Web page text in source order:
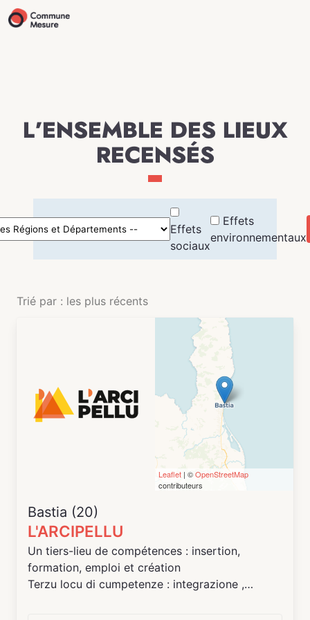
L’ENSEMBLE DES LIEUX
RECENSÉS
Effets
sociaux
Effets
environnementaux
Trié par : les plus récents
Leaflet | ©OpenStreetMap
contributeurs
Bastia (20)
L'ARCIPELLU
Un tiers-lieu de compétences : insertion,
formation, emploi et création
Terzu locu di cumpetenze : integrazione ,